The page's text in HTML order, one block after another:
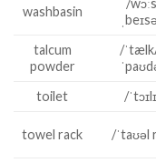
washbasin
talcum
powder
/
toilet
/
towel rack /ˈtaʊəl